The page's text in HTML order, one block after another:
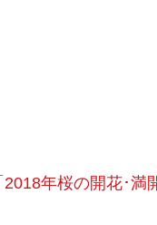
2018年桜の開花･満